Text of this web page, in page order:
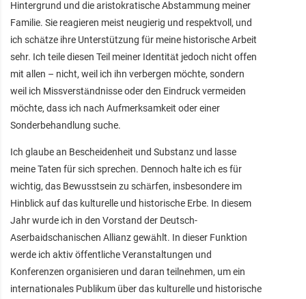
Hintergrund und die aristokratische Abstammung meiner
Familie. Sie reagieren meist neugierig und respektvoll, und
ich schätze ihre Unterstützung für meine historische Arbeit
sehr. Ich teile diesen Teil meiner Identität jedoch nicht offen
mit allen – nicht, weil ich ihn verbergen möchte, sondern
weil ich Missverständnisse oder den Eindruck vermeiden
möchte, dass ich nach Aufmerksamkeit oder einer
Sonderbehandlung suche.
Ich glaube an Bescheidenheit und Substanz und lasse
meine Taten für sich sprechen. Dennoch halte ich es für
wichtig, das Bewusstsein zu schärfen, insbesondere im
Hinblick auf das kulturelle und historische Erbe. In diesem
Jahr wurde ich in den Vorstand der Deutsch-
Aserbaidschanischen Allianz gewählt. In dieser Funktion
werde ich aktiv öffentliche Veranstaltungen und
Konferenzen organisieren und daran teilnehmen, um ein
internationales Publikum über das kulturelle und historische